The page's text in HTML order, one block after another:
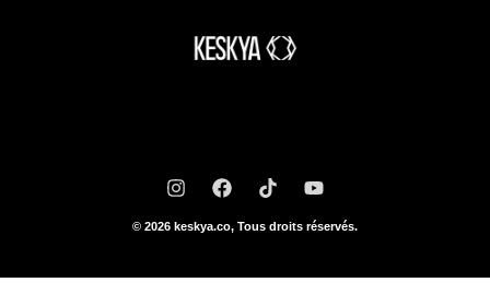
© 2026 keskya.co, Tous droits réservés.